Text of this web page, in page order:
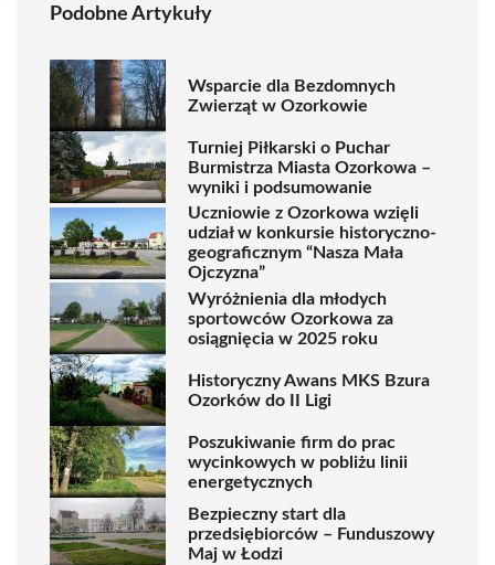
Podobne Artykuły
Wsparcie dla Bezdomnych
Zwierząt w Ozorkowie
Turniej Piłkarski o Puchar
Burmistrza Miasta Ozorkowa –
wyniki i podsumowanie
Uczniowie z Ozorkowa wzięli
udział w konkursie historyczno-
geograficznym “Nasza Mała
Ojczyzna”
Wyróżnienia dla młodych
sportowców Ozorkowa za
osiągnięcia w 2025 roku
Historyczny Awans MKS Bzura
Ozorków do II Ligi
Poszukiwanie firm do prac
wycinkowych w pobliżu linii
energetycznych
Bezpieczny start dla
przedsiębiorców – Funduszowy
Maj w Łodzi